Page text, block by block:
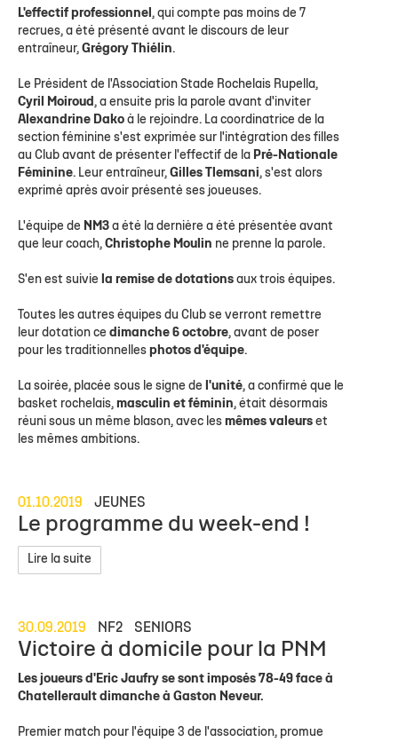
L'effectif professionnel , qui compte pas moins de 7
recrues, a été présenté avant le discours de leur
entraîneur, Grégory Thiélin.
Le Président de l'Association Stade Rochelais Rupella,
Cyril Moiroud , a ensuite pris la parole avant d'inviter
Alexandrine Dako à le rejoindre. La coordinatrice de la
section féminine s'est exprimée sur l'intégration des filles
au Club avant de présenter l'effectif de la Pré-Nationale
Féminine. Leur entraîneur, Gilles Tlemsani, s'est alors
exprimé après avoir présenté ses joueuses.
L'équipe de NM3 a été la dernière a été présentée avant
que leur coach, Christophe Moulin ne prenne la parole.
S'en est suivie la remise de dotations aux trois équipes.
Toutes les autres équipes du Club se verront remettre
leur dotation ce dimanche 6 octobre, avant de poser
pour les traditionnelles photos d'équipe.
La soirée, placée sous le signe de l'unité, a confirmé que le
basket rochelais, masculin et féminin, était désormais
réuni sous un même blason, avec les mêmes valeurs et
les mêmes ambitions.
01.10.2019 JEUNES
Le programme du week-end !
Lire la suite
30.09.2019 NF2 SENIORS
Victoire à domicile pour la PNM
Les joueurs d'Eric Jaufry se sont imposés 78-49 face à
Chatellerault dimanche à Gaston Neveur.
Premier match pour l'équipe 3 de l'association, promue